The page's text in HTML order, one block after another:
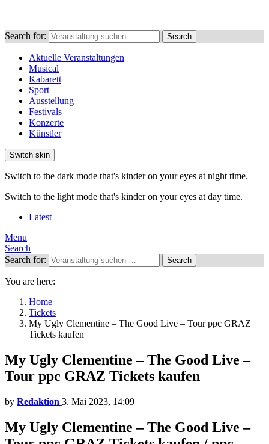
Search for: Search
Aktuelle Veranstaltungen
Musical
Kabarett
Sport
Ausstellung
Festivals
Konzerte
Künstler
Switch skin
Switch to the dark mode that's kinder on your eyes at night time.
Switch to the light mode that's kinder on your eyes at day time.
Latest
Menu
Search
Search for:
Search
You are here:
Home
Tickets
My Ugly Clementine – The Good Live – Tour ppc GRAZ
Tickets kaufen
My Ugly Clementine – The Good Live –
Tour ppc GRAZ Tickets kaufen
by Redaktion 3. Mai 2023, 14:09
My Ugly Clementine – The Good Live –